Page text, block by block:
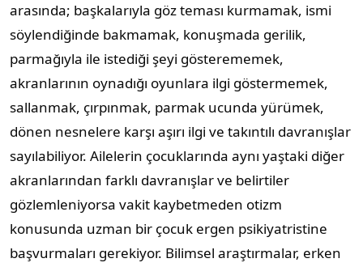
arasında; başkalarıyla göz teması kurmamak, ismi
söylendiğinde bakmamak, konuşmada gerilik,
parmağıyla ile istediği şeyi gösterememek,
akranlarının oynadığı oyunlara ilgi göstermemek,
sallanmak, çırpınmak, parmak ucunda yürümek,
dönen nesnelere karşı aşırı ilgi ve takıntılı davranışlar
sayılabiliyor. Ailelerin çocuklarında aynı yaştaki diğer
akranlarından farklı davranışlar ve belirtiler
gözlemleniyorsa vakit kaybetmeden otizm
konusunda uzman bir çocuk ergen psikiyatristine
başvurmaları gerekiyor. Bilimsel araştırmalar, erken